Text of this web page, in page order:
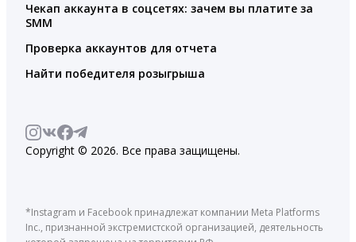
Чекап аккаунта в соцсетях: зачем вы платите за
SMM
Проверка аккаунтов для отчета
Найти победителя розыгрыша
Copyright © 2026. Все права защищены.
*Instagram и Facebook принадлежат компании Meta Platforms
Inc., признанной экстремистской организацией, деятельность